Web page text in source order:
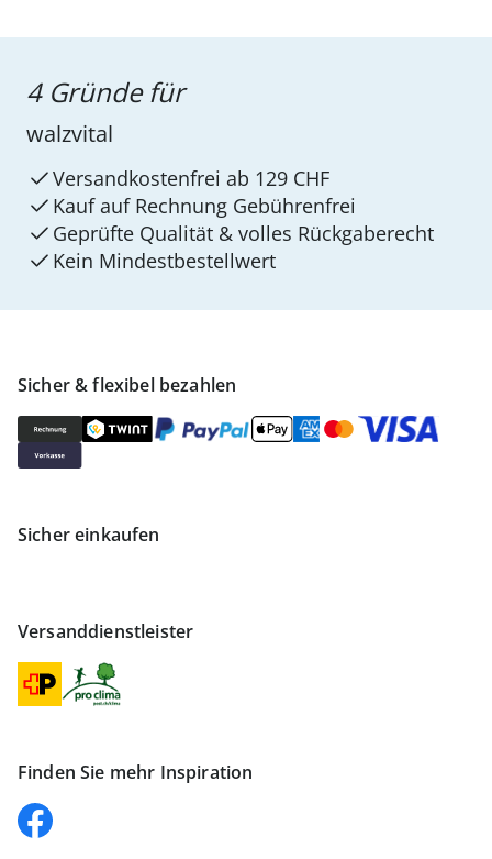
Sicher & flexibel bezahlen
Sicher einkaufen
Versanddienstleister
Finden Sie mehr Inspiration
4 Gründe für
walzvital
Versandkostenfrei ab 129 CHF
Kauf auf Rechnung Gebührenfrei
Geprüfte Qualität & volles Rückgaberecht
Kein Mindest­bestellwert